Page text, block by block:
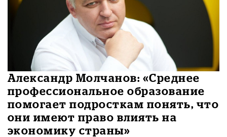
Александр Молчанов: «Среднее
профессиональное образование
помогает подросткам понять, что
они имеют право влиять на
экономику страны»